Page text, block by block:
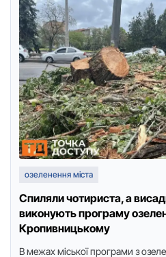
озеленення міста
Спиляли чотириста, а
виконують програму
Кропивницькому
В межах міської програми з